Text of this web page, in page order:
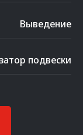
Выведение
подвески